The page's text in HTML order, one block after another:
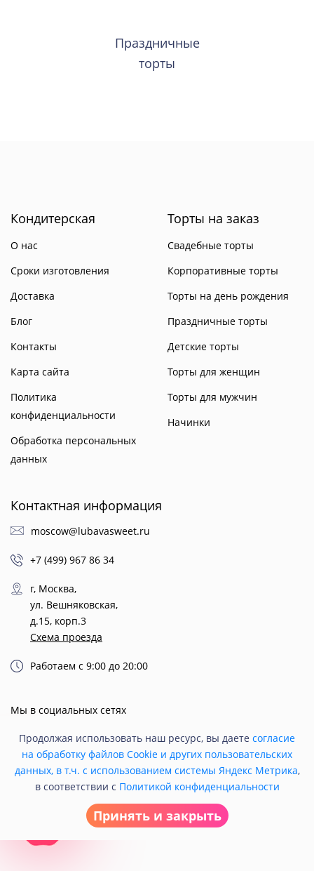
Праздничные
торты
Кондитерская
О нас
Сроки изготовления
Доставка
Блог
Контакты
Карта сайта
Политика
конфиденциальности
Обработка персональных
данных
Торты на заказ
Свадебные торты
Корпоративные торты
Торты на день рождения
Праздничные торты
Детские торты
Торты для женщин
Торты для мужчин
Начинки
Контактная информация
moscow@lubavasweet.ru
+7 (499) 967 86 34
г, Москва,
ул. Вешняковская,
д.15, корп.3
Схема проезда
Работаем с 9:00 до 20:00
Мы в социальных сетях
© 2021 Кондитерская «Любава».
Продолжая использовать наш ресурс, вы даете согласие
на обработку файлов Cookie и других пользовательских
данных, в т.ч. с использованием системы Яндекс Метрика,
в соответствии с Политикой конфиденциальности
Принять и закрыть